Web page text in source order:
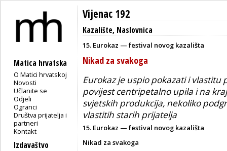
Matica hrvatska
O Matici hrvatskoj
Novosti
Učlanite se
Odjeli
Ogranci
Društva prijatelja i
partneri
Kontakt
Izdavaštvo
Vijenac 192
Kazalište, Naslovnica
15. Eurokaz — festival novog kazališta
Nikad za svakoga
Eurokaz je uspio pokazati i vlastitu
povijest centripetalno upila i na
svjetskih produkcija, nekoliko
vlastitih starih prijatelja
15. Eurokaz — festival novog kazališta
Nikad za svakoga